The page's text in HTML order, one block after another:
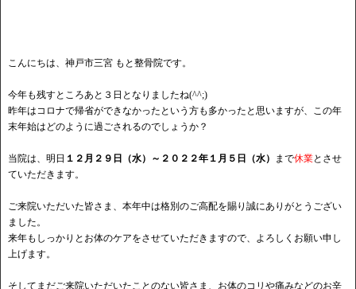
こんにちは、神戸市三宮 もと整骨院です。
今年も残すところあと３日となりましたね(^^;)
昨年はコロナで帰省ができなかったという方も多かったと思いますが、この年
末年始はどのように過ごされるのでしょうか？
当院は、明日 １２月２９日（水）～２０２２年１月５日（水） まで休業とさせ
ていただきます。
ご来院いただいた皆さま、本年中は格別のご高配を賜り誠にありがとうござい
ました。
来年もしっかりとお体のケアをさせていただきますので、よろしくお願い申し
上げます。
そしてまだご来院いただいたことのない皆さま、お体のコリや痛みなどのお辛